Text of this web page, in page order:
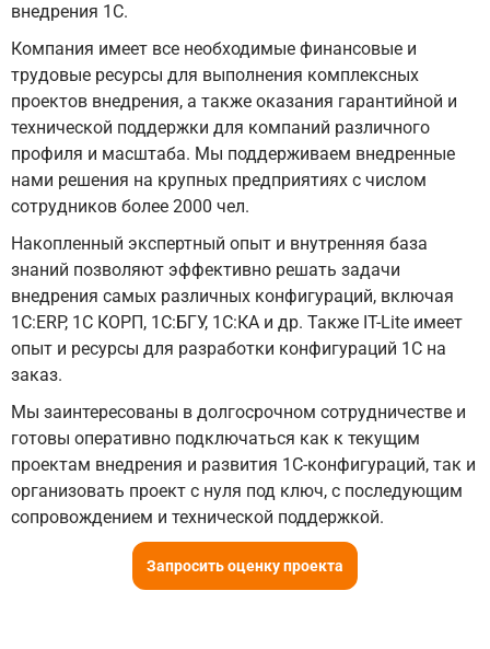
внедрения 1С.
Компания имеет все необходимые финансовые и
трудовые ресурсы для выполнения комплексных
проектов внедрения, а также оказания гарантийной и
технической поддержки для компаний различного
профиля и масштаба. Мы поддерживаем внедренные
нами решения на крупных предприятиях с числом
сотрудников более 2000 чел.
Накопленный экспертный опыт и внутренняя база
знаний позволяют эффективно решать задачи
внедрения самых различных конфигураций, включая
1С:ERP, 1С КОРП, 1С:БГУ, 1С:КА и др. Также IT-Lite имеет
опыт и ресурсы для разработки конфигураций 1С на
заказ.
Мы заинтересованы в долгосрочном сотрудничестве и
готовы оперативно подключаться как к текущим
проектам внедрения и развития 1С-конфигураций, так и
организовать проект с нуля под ключ, с последующим
сопровождением и технической поддержкой.
Запросить оценку проекта